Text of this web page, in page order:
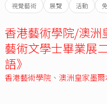
視覺藝術 展覽 活動
香港藝術學院/澳洲
藝術文學士畢業展
語》
香港藝術學院 、 澳洲皇家墨